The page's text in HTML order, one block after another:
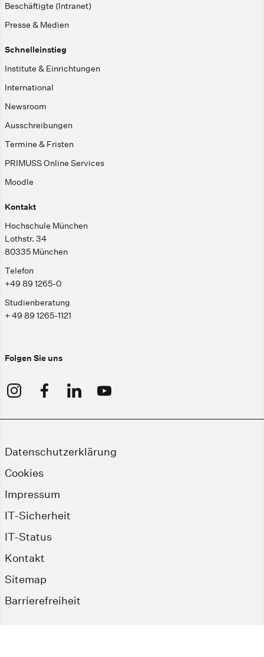
Beschäftigte (Intranet)
Presse & Medien
Schnelleinstieg
Institute & Einrichtungen
International
Newsroom
Ausschreibungen
Termine & Fristen
PRIMUSS Online Services
Moodle
Kontakt
Hochschule München
Lothstr. 34
80335 München
Telefon
+49 89 1265-0
Studienberatung
+ 49 89 1265-1121
Folgen Sie uns
Datenschutzerklärung
Cookies
Impressum
IT-Sicherheit
IT-Status
Kontakt
Sitemap
Barrierefreiheit